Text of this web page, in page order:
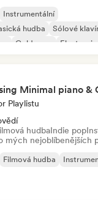
Instrumentální
hudba
Sólové
Coldwave
Electronica
Playlistu
hudbaIndie pop
mých nejoblíbenějších
Filmová hudba